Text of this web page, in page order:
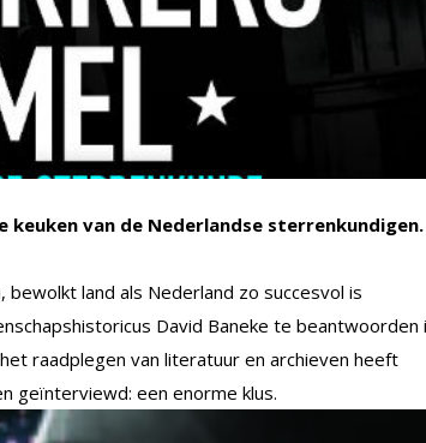
keuken van de Nederlandse sterrenkundigen.
land als Nederland zo succesvol is
David Baneke te beantwoorden
raadplegen van literatuur en archieven heeft
geïnterviewd: een enorme klus.